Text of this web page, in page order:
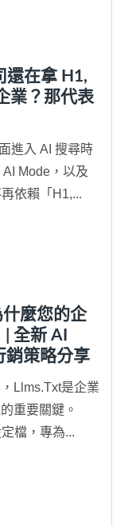
還在拿 H1,
業？那代表
進入 AI 搜尋時
Mode，以及
依賴「H1,...
麼您的企
全新 AI
銷策略分享
，llms.txt是企業
重要關鍵。
檔，專為...